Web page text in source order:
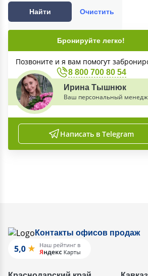
Найти Очистить
Бронируйте легко!
Позвоните и я вам помогут
8 800 700 80 54
Ирина Тышнюк
Ваш персональный
Написать в Telegram
Контакты офисов продаж